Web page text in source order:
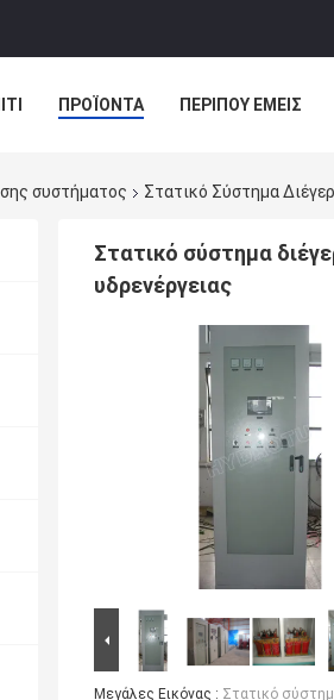
ΠΡΟΪΌΝΤΑ ΠΕΡΊΠΟΥ ΕΜΕΊΣ
συστήματος Στατικό Σύστημα
Στατικό σύστημα
υδρενέργειας
Μεγάλες Εικόνας : Στατικό